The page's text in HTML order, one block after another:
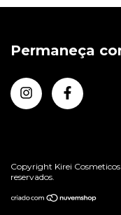
Permaneça
Copyright Kirei
reservados.